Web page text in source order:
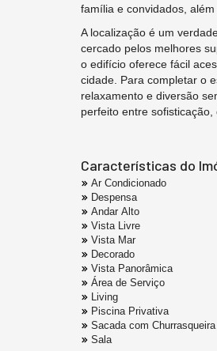
família e convidados,
A localização é um
cercado pelos melhores
o edifício oferece fácil
cidade. Para completar o
relaxamento e diversão
perfeito entre
Características do
Ar Condicionado
Despensa
Andar Alto
Vista Livre
Vista Mar
Decorado
Vista Panorâmica
Área de Serviço
Living
Piscina Privativa
Sacada com Churrasqueira
Sala